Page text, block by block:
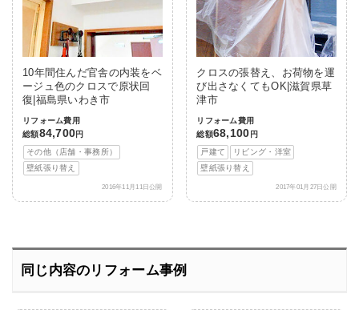
10年間住んだ官舎の内装をベ
ージュ色のクロスで原状回
復|福島県いわき市
リフォーム費用
総額84,700円
その他（店舗・事務所）
壁紙張り替え
2016年11月11日公開
クロスの張替え、お荷物を運
び出さなくてもOK|滋賀県草
津市
リフォーム費用
総額68,100 円
戸建て
リビング・洋室
壁紙張り替え
2017年01月27日公開
同じ内容のリフォーム事例